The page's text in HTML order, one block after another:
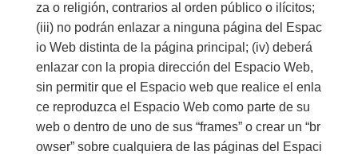
za o religión, contrarios al orden público o ilícitos;
(iii) no podrán enlazar a ninguna página del Espac
io Web distinta de la página principal; (iv) deberá
enlazar con la propia dirección del Espacio Web,
sin permitir que el Espacio web que realice el enla
ce reproduzca el Espacio Web como parte de su
web o dentro de uno de sus “frames” o crear un “br
owser” sobre cualquiera de las páginas del Espaci